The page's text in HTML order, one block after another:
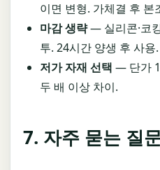
이면 변형. 가체결 후 본
마감 생략— 실리콘·코
투. 24시간 양생 후 사용.
저가 자재 선택 — 단가
두 배 이상 차이.
7. 자주 묻는 질